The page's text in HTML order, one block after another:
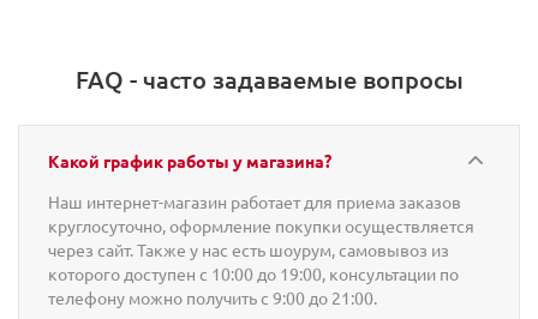
FAQ - часто задаваемые вопросы
Какой график работы у магазина?
Наш интернет-магазин работает для приема заказов
круглосуточно, оформление покупки осуществляется
через сайт. Также у нас есть шоурум, самовывоз из
которого доступен с 10:00 до 19:00, консультации по
телефону можно получить с 9:00 до 21:00.